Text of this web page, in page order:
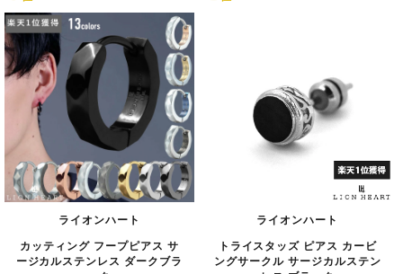
ライオンハート
カッティング フープピアス サ
ージカルステンレス ダークブラ
ライオンハート
トライスタッズ ピアス カービ
ングサークル サージカルステン